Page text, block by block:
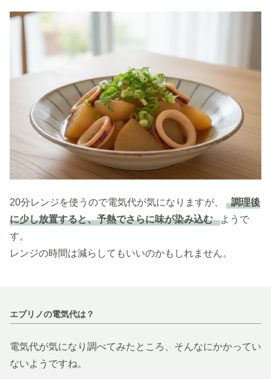
20分レンジを使うので電気代が気になりますが、
調理後
に少し放置すると、予熱でさらに味が染み込む ようで
す。
レンジの時間は減らしてもいいのかもしれません。
エブリノの電気代は？
電気代が気になり調べてみたところ、そんなにかかってい
ないようですね。